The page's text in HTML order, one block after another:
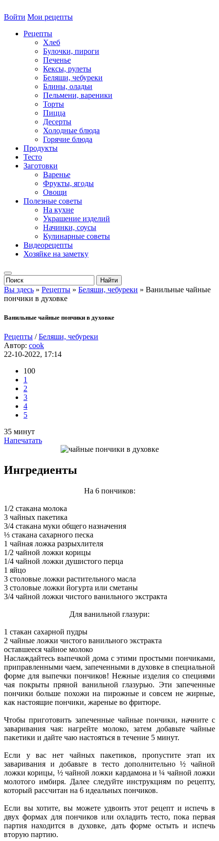
Войти Мои рецепты
Рецепты
Хлеб
Булочки, пироги
Печенье
Кексы, рулеты
Беляши, чебуреки
Блины, оладьи
Пельмени, вареники
Торты
Пицца
Десерты
Холодные блюда
Горячие блюда
Продукты
Тесто
Заготовки
Варенье
Фрукты, ягоды
Овощи
Полезные советы
На кухне
Украшение изделий
Начинки, соусы
Кулинарные советы
Видеорецепты
Хозяйке на заметку
Вы здесь » Рецепты » Беляши, чебуреки » Ванильные чайные
пончики в духовке
Ванильные чайные пончики в духовке
Рецепты /Беляши, чебуреки
Автор: cook
22-10-2022, 17:14
100
1
2
3
4
5
35 минут
Напечатать
Ингредиенты
На 6 пончиков:
1/2 стакана молока
3 чайных пакетика
3/4 стакана муки общего назначения
⅓ стакана сахарного песка
1 чайная ложка разрыхлителя
1/2 чайной ложки корицы
1/4 чайной ложки душистого перца
1 яйцо
3 столовые ложки растительного масла
3 столовые ложки йогурта или сметаны
3/4 чайной ложки чистого ванильного экстракта
Для ванильной глазури:
1 стакан сахарной пудры
2 чайные ложки чистого ванильного экстракта
оставшееся чайное молоко
Наслаждайтесь выпечкой дома с этими простыми пончиками,
приправленными чаем, запеченными в духовке в специальной
форме для выпечки пончиков! Нежные изделия со специями
чая покрыты пряной ванильной глазурью. Эти запеченные
пончики больше похожи на пирожные и совсем не жирные,
как настоящие пончики, жареные во фритюре.
Чтобы приготовить запеченные чайные пончики, начните с
заваривания чая: нагрейте молоко, затем добавьте чайные
пакетики и дайте чаю настояться в течение 5 минут.
Если у вас нет чайных пакетиков, пропустите этап их
заваривания и добавьте в тесто дополнительно ½ чайной
ложки корицы, ½ чайной ложки кардамона и ¼ чайной ложки
молотого имбиря. Далее следуйте инструкциям по рецепту,
который рассчитан на 6 идеальных пончиков.
Если вы хотите, вы можете удвоить этот рецепт и испечь в
двух формах для пончиков или охладить тесто, пока первая
партия находится в духовке, дать форме остыть и испечь
вторую партию.